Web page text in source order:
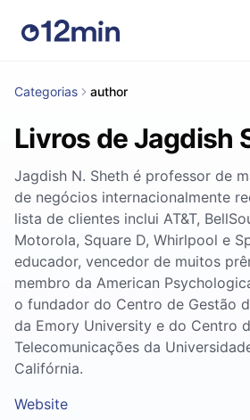
Categorias author
Livros de Jagdish
Jagdish N. Sheth é professor de
de negócios internacionalmente
lista de clientes inclui AT&T,
Motorola, Square D, Whirlpool e
educador, vencedor de muitos
membro da American
o fundador do Centro de Gestão
da Emory University e do Centro
Telecomunicações da
Califórnia.
Website